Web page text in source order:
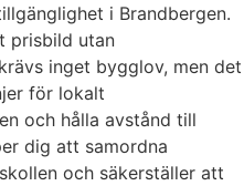
i Brandbergen.
prisbild utan
inget bygglov, men det
för lokalt
och hålla avstånd till
dig att samordna
och säkerställer att